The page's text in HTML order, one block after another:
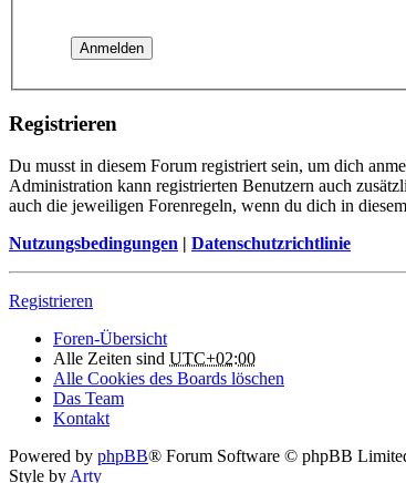
Registrieren
Du musst in diesem Forum registriert sein, um dich
Administration kann registrierten Benutzern auch
auch die jeweiligen Forenregeln, wenn du dich in
Nutzungsbedingungen | Datenschutzrichtlinie
Registrieren
Foren-Übersicht
Alle Zeiten sind UTC+02:00
Alle Cookies des Boards löschen
Das Team
Kontakt
Powered by phpBB® Forum Software © phpBB
Style byArty